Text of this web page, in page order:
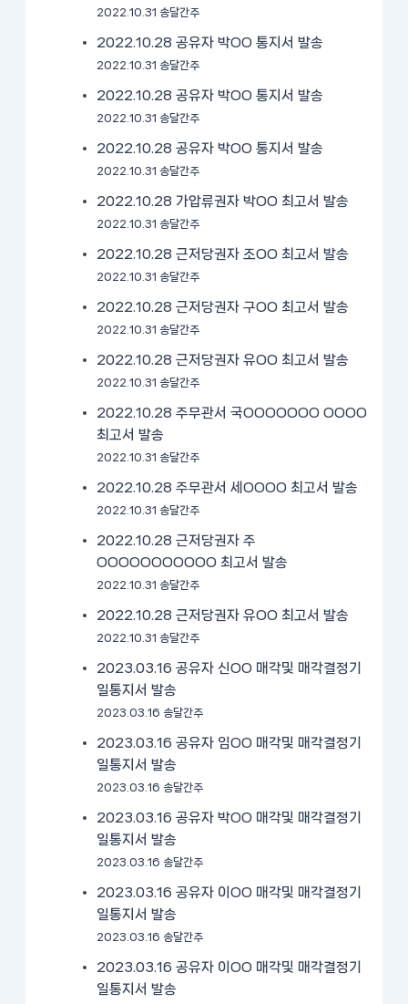
2022.10.31 송달간주
2022.10.28 공유자 박OO 통지서 발송
2022.10.31 송달간주
2022.10.28 공유자 박OO 통지서 발송
2022.10.31 송달간주
2022.10.28 공유자 박OO 통지서 발송
2022.10.31 송달간주
2022.10.28 가압류권자 박OO 최고서 발송
2022.10.31 송달간주
2022.10.28 근저당권자 조OO 최고서 발송
2022.10.31 송달간주
2022.10.28 근저당권자 구OO 최고서 발송
2022.10.31 송달간주
2022.10.28 근저당권자 유OO 최고서 발송
2022.10.31 송달간주
2022.10.28 주무관서 국OOOOOOO OOOO
최고서 발송
2022.10.31 송달간주
2022.10.28 주무관서 세OOOO 최고서 발송
2022.10.31 송달간주
2022.10.28 근저당권자 주
OOOOOOOOOOO 최고서 발송
2022.10.31 송달간주
2022.10.28 근저당권자 유OO 최고서 발송
2022.10.31 송달간주
2023.03.16 공유자 신OO 매각및 매각결정기
일통지서 발송
2023.03.16 송달간주
2023.03.16 공유자 임OO 매각및 매각결정기
일통지서 발송
2023.03.16 송달간주
2023.03.16 공유자 박OO 매각및 매각결정기
일통지서 발송
2023.03.16 송달간주
2023.03.16 공유자 이OO 매각및 매각결정기
일통지서 발송
2023.03.16 송달간주
2023.03.16 공유자 이OO 매각및 매각결정기
일통지서 발송